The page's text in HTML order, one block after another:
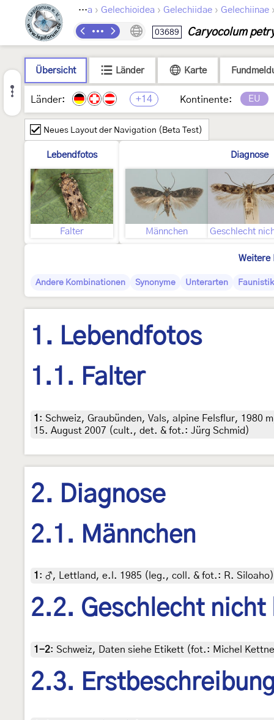
Lepidoptera › Gelechioidea › Gelechiidae › Gelechiinae
03689 Caryocolum
Übersicht Länder Karte
Länder: +14 Kontinente: EU
Neues Layout der Navigation (Beta Test)
Lebendfotos
Falter
Diagnose
Männchen
Weitere
Andere Kombinationen Synonyme Unterarten Faunistik
1. Lebendfotos
1.1. Falter
1 : Schweiz, Graubünden, Vals, alpine Felsflur, 1980
15. August 2007 (cult., det. & fot.: Jürg Schmid)
2. Diagnose
2.1. Männchen
1 : ♂, Lettland, e.l. 1985 (leg., coll. & fot.: R. Siloaho)
2.2. Geschlecht nicht
1-2: Schweiz, Daten siehe Etikett (fot.: Michel
2.3.